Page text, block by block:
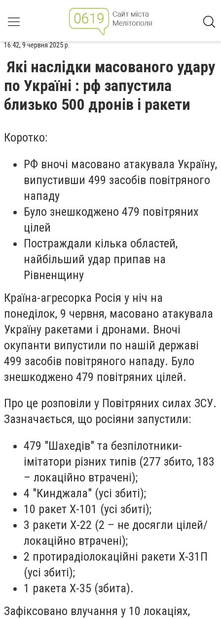
16:42, 9 червня 2025 р.
Які наслідки масованого удару
по Україні : рф запустила
близько 500 дронів і ракети
Коротко:
РФ вночі масовано атакувала Україну,
випустивши 499 засобів повітряного
нападу
Було знешкоджено 479 повітряних
цілей
Постраждали кілька областей,
найбільший удар припав на
Рівненщину
Країна-агресорка Росія у ніч на
понеділок, 9 червня, масовано атакувала
Україну ракетами і дронами. Вночі
окупанти випустили по нашій державі
499 засобів повітряного нападу. Було
знешкоджено 479 повітряних цілей.
Про це розповіли у Повітряних силах ЗСУ.
Зазначається, що росіяни запустили:
479 "Шахедів" та безпілотники-
імітатори різних типів (277 збито, 183
– локаційно втрачені);
4 "Кинджала" (усі збиті);
10 ракет Х-101 (усі збиті);
3 ракети Х-22 (2 – не досягли цілей/
локаційно втрачені);
2 протирадіолокаційні ракети Х-31П
(усі збиті);
1 ракета Х-35 (збита).
Зафіксовано влучання у 10 локаціях,